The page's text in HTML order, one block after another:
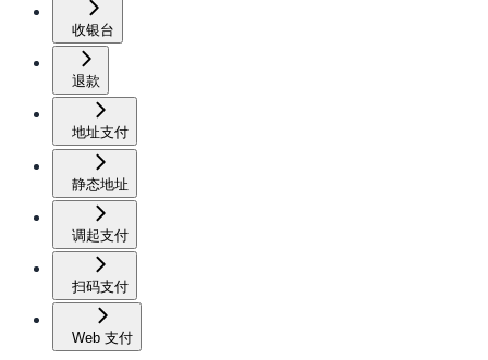
收银台
退款
地址支付
静态地址
调起支付
扫码支付
Web 支付